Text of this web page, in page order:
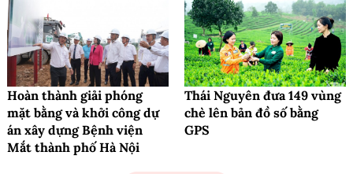
Hoàn thành giải phóng
mặt bằng và khởi công dự
án xây dựng Bệnh viện
Mắt thành phố Hà Nội
Thái Nguyên đưa 149 vùng
chè lên bản đồ số bằng
GPS